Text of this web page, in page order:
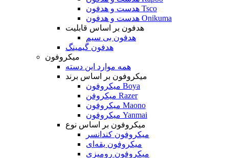
هدست و هدفون Tsco
هدست و هدفون Onikuma
هدفون بر اساس قابلیت
هدفون بی سیم
هدفون گیمینگ
میکروفون
همه موارد این دسته
میکروفون بر اساس برند
میکروفون Boya
میکروفن Razer
میکروفون Maono
میکروفون Yanmai
میکروفون بر اساس نوع
میکروفون کندانسر
میکروفون یقه‌ای
میکروفون رومیزی